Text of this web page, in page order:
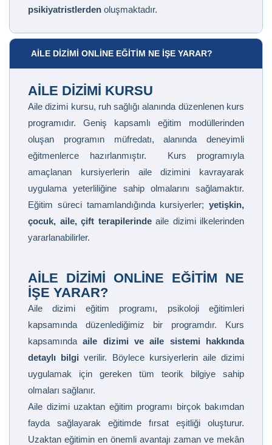
psikiyatristlerden oluşmaktadır.
AILE DIZIMI ONLINE EĞITIM NE İŞE YARAR?
AILE DIZIMI KURSU
Aile dizimi kursu, ruh sağlığı alanında düzenlenen kurs
programıdır. Geniş kapsamlı eğitim modüllerinden
oluşan programın müfredatı, alanında deneyimli
eğitmenlerce hazırlanmıştır. Kurs programıyla
amaçlanan kursiyerlerin aile dizimini kavrayarak
uygulama yeterliliğine sahip olmalarını sağlamaktır.
Eğitim süreci tamamlandığında kursiyerler; yetişkin,
çocuk, aile, çift terapilerinde aile dizimi ilkelerinden
yararlanabilirler.
AILE DIZIMI ONLINE EĞITIM NE
İŞE YARAR?
Aile dizimi eğitim programı, psikoloji eğitimleri
kapsamında düzenlediğimiz bir programdır. Kurs
kapsamındaaile dizimi ve aile sistemi hakkında
detaylı bilgi verilir. Böylece kursiyerlerin aile dizimi
uygulamak için gereken tüm teorik bilgiye sahip
olmaları sağlanır.
Aile dizimi uzaktan eğitim programı birçok bakımdan
fayda sağlayarak eğitimde fırsat eşitliği oluşturur.
Uzaktan eğitimin en önemli avantajı zaman ve mekân